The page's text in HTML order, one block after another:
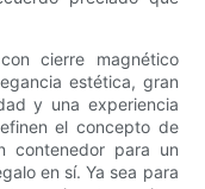
cierre magnético
estética, gran
y una experiencia
el concepto de
contenedor para un
en sí. Ya sea para